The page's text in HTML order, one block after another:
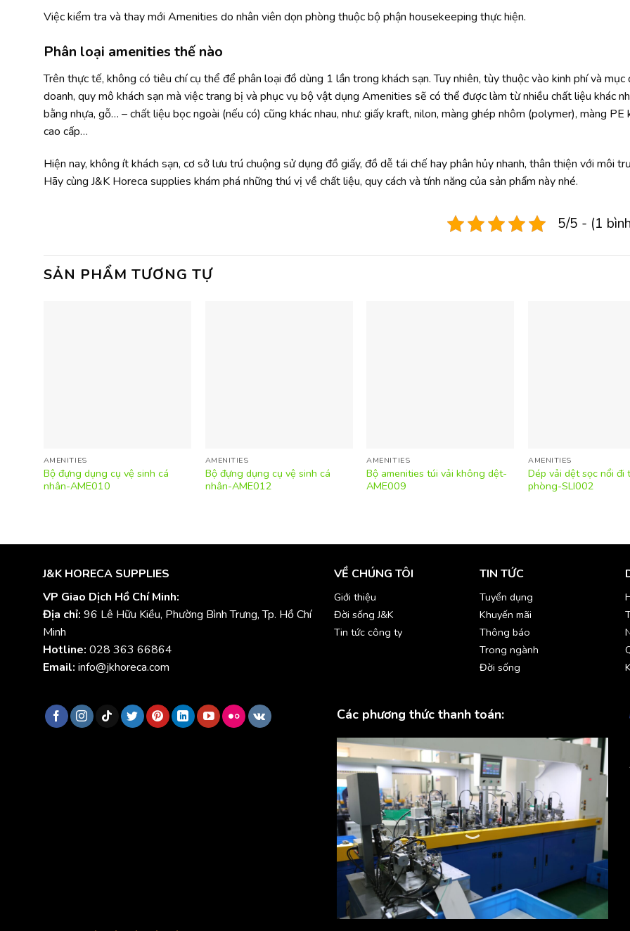
Việc kiểm tra và thay mới Amenities do nhân viên dọn phòng thuộc bộ phận housekeeping thực hiện.
Phân loại amenities thế nào
Trên thực tế, không có tiêu chí cụ thể để phân loại đồ dùng 1 lần trong khách sạn. Tuy nhiên, tùy thuộc vào kinh phí và mục
doanh, quy mô khách sạn mà việc trang bị và phục vụ bộ vật dụng Amenities sẽ có thể được làm từ nhiều chất liệu khác
bằng nhựa, gỗ… – chất liệu bọc ngoài (nếu có) cũng khác nhau, như: giấy kraft, nilon, màng ghép nhôm (polymer), màng PE
cao cấp…
Hiện nay, không ít khách sạn, cơ sở lưu trú chuộng sử dụng đồ giấy, đồ dễ tái chế hay phân hủy nhanh, thân thiện với môi
Hãy cùng J&K Horeca supplies khám phá những thú vị về chất liệu, quy cách và tính năng của sản phẩm này nhé.
5/5 - (1
SẢN PHẨM TƯƠNG TỰ
AMENITIES
Bộ đựng dụng cụ vệ sinh cá
nhân-AME010
AMENITIES
Bộ đựng dụng cụ vệ sinh cá
nhân-AME012
AMENITIES
Bộ amenities túi vải không dệt-
AME009
AMENITIES
Dép vải dệt sọc nổi đi
phòng-SLI002
J&K HORECA SUPPLIES
VP Giao Dịch Hồ Chí Minh:
Địa chỉ: 96 Lê Hữu Kiều, Phường Bình Trưng, Tp. Hồ Chí
Minh
Hotline: 028 363 66864
Email: info@jkhoreca.com
VỀ CHÚNG TÔI
Giới thiệu
Đời sống J&K
Tin tức công ty
TIN TỨC
Tuyển dụng
Khuyến mãi
Thông báo
Trong ngành
Đời sống
Các phương thức thanh toán: